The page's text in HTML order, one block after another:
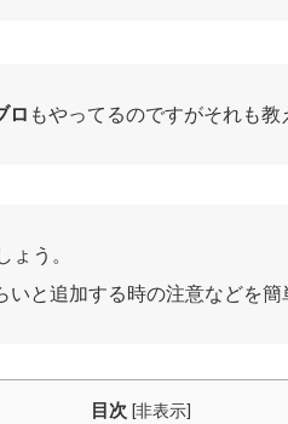
ロ もやってるのですがそれも教
う。
いと追加する時の注意などを簡
目次 [非表示]